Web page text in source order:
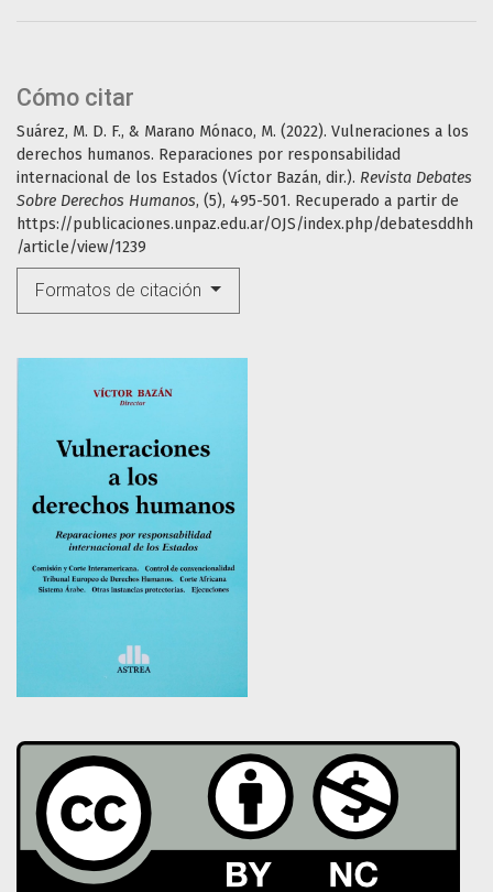
Cómo citar
Suárez, M. D. F., & Marano Mónaco, M. (2022). Vulneraciones a los
derechos humanos. Reparaciones por responsabilidad
internacional de los Estados (Víctor Bazán, dir.). Revista Debates
Sobre Derechos Humanos, (5), 495-501. Recuperado a partir de
https://publicaciones.unpaz.edu.ar/OJS/index.php/debatesddhh
/article/view/1239
Formatos de citación